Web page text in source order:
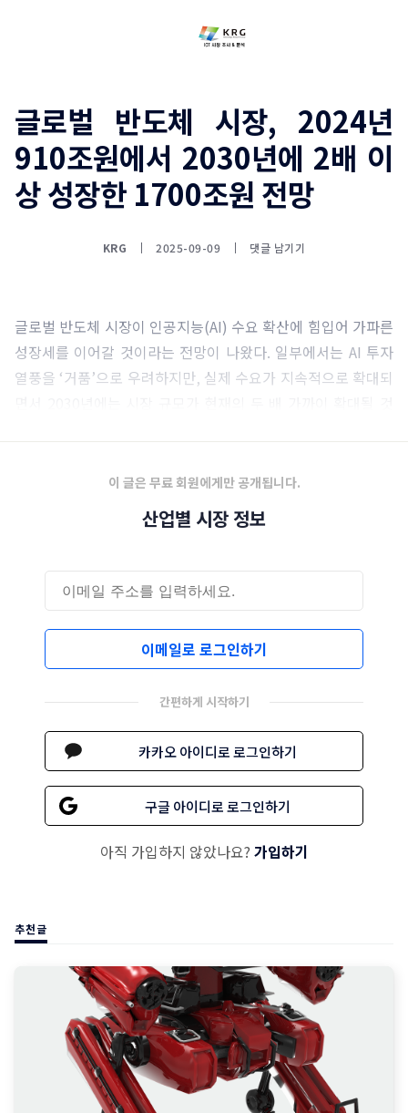
글로벌 반도체 시장, 2024년
910조원에서 2030년에 2배 이
상 성장한 1700조원 전망
KRG 2025-09-09 댓글 남기기
글로벌 반도체 시장이 인공지능(AI) 수요 확산에 힘입어 가파른
성장세를 이어갈 것이라는 전망이 나왔다. 일부에서는 AI 투자
열풍을 ‘거품’으로 우려하지만, 실제 수요가 지속적으로 확대되
이 글은 무료 회원에게만 공개됩니다.
산업별 시장 정보
이메일로 로그인하기
간편하게 시작하기
카카오 아이디로 로그인하기
구글 아이디로 로그인하기
아직 가입하지 않았나요? 가입하기
추천글